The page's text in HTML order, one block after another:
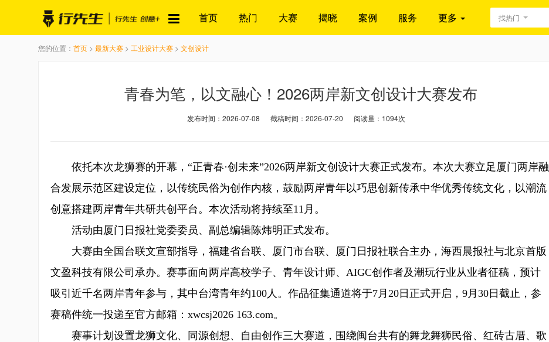
首页 热门 大赛 揭晓 案例 服务 更多 找热门
您的位置： 首页 > 最新大赛 > 工业设计大赛 > 文创设计
青春为笔，以文融心！2026两岸新文创设计大赛发布
发布时间：2026-07-08 截稿时间：2026-07-20 阅读量：1094次
依托本次龙狮赛的开幕，“正青春·创未来”2026两岸新文创设计大赛正式发布。本次大赛立足厦门两岸融
合发展示范区建设定位，以传统民俗为创作内核，鼓励两岸青年以巧思创新传承中华优秀传统文化，以潮流
创意搭建两岸青年共研共创平台。本次活动将持续至11月。
活动由厦门日报社党委委员、副总编辑陈炜明正式发布。
大赛由全国台联文宣部指导，福建省台联、厦门市台联、厦门日报社联合主办，海西晨报社与北京首版
文盈科技有限公司承办。赛事面向两岸高校学子、青年设计师、AIGC创作者及潮玩行业从业者征稿，预计
吸引近千名两岸青年参与，其中台湾青年约100人。作品征集通道将于7月20日正式开启，9月30日截止，参
赛稿件统一投递至官方邮箱：xwcsj2026 163.com。
赛事计划设置龙狮文化、同源创想、自由创作三大赛道，围绕闽台共有的舞龙舞狮民俗、红砖古厝、歌